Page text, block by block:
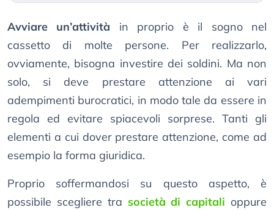
Avviare un’attività in proprio è il sogno nel
cassetto di molte persone. Per realizzarlo,
ovviamente, bisogna investire dei soldini. Ma non
solo, si deve prestare attenzione ai vari
adempimenti burocratici, in modo tale da essere in
regola ed evitare spiacevoli sorprese. Tanti gli
elementi a cui dover prestare attenzione, come ad
esempio la forma giuridica.
Proprio soffermandosi su questo aspetto, è
possibile scegliere tra società di capitali oppure